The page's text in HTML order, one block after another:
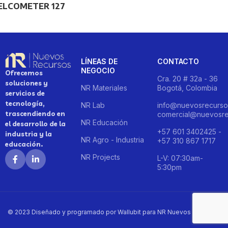
127
Ofrecemos
soluciones y
servicios de
tecnología,
trascendiendo en
el desarrollo de la
industria y la
educación.
LÍNEAS DE
NEGOCIO
NR Materiales
NR Lab
NR Educación
NR Agro - Industria
NR Projects
CONTACTO
Cra. 20 # 32a - 36
Bogotá, Colombia
+57 601 3402425 -
+57 310 867 1717
L-V: 07:30am-
5:30pm
© 2023 Diseñado y programado por Wallubit para NR Nuevos Recursos